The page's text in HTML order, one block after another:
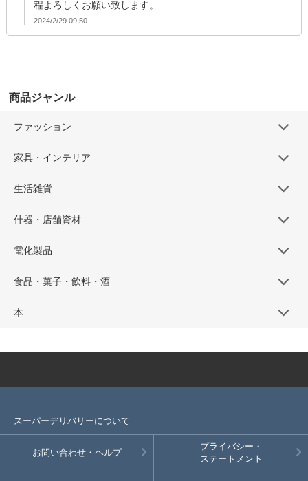
程よろしくお願い致します。
2024/2/29 09:50
商品ジャンル
ファッション
家具・インテリア
生活雑貨
什器・店舗資材
電化製品
食品・菓子・飲料・酒
本
スーパーデリバリーについて
お問い合わせ・ヘルプ
プライバシー・
ステートメント